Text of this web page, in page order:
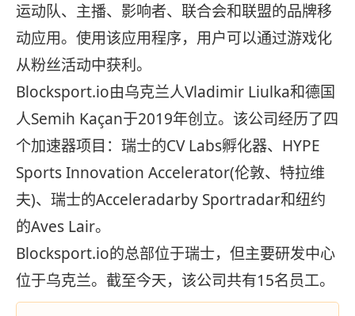
运动队、主播、影响者、联合会和联盟的品牌移
动应用。使用该应用程序，用户可以通过游戏化
从粉丝活动中获利。
Blocksport.io由乌克兰人Vladimir Liulka和德国
人Semih Kaçan于2019年创立。该公司经历了四
个加速器项目：瑞士的CV Labs孵化器、HYPE
Sports Innovation Accelerator(伦敦、特拉维
夫)、瑞士的Acceleradarby Sportradar和纽约
的Aves Lair。
Blocksport.io的总部位于瑞士，但主要研发中心
位于乌克兰。截至今天，该公司共有15名员工。